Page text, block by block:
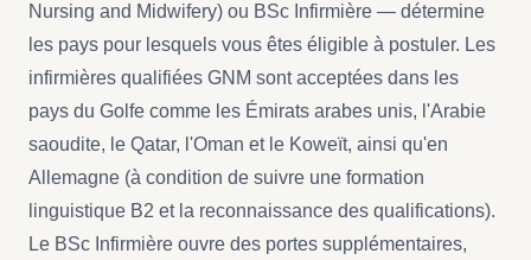
Nursing and Midwifery) ou BSc Infirmière — détermine
les pays pour lesquels vous êtes éligible à postuler. Les
infirmières qualifiées GNM sont acceptées dans les
pays du Golfe comme les Émirats arabes unis, l'Arabie
saoudite, le Qatar, l'Oman et le Koweït, ainsi qu'en
Allemagne (à condition de suivre une formation
linguistique B2 et la reconnaissance des qualifications).
Le BSc Infirmière ouvre des portes supplémentaires,